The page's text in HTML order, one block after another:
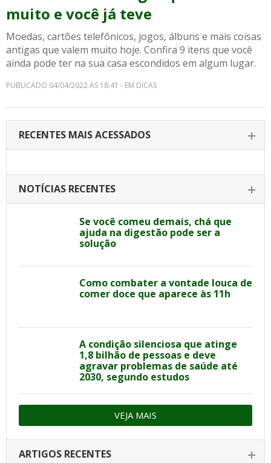
muito e você já teve
Moedas, cartões telefônicos, jogos, álbuns e mais coisas
antigas que valem muito hoje. Confira 9 itens que você
ainda pode ter na sua casa escondidos em algum lugar.
PUBLICADO 04/04/2022 AS 18:41 - EM DICAS
RECENTES MAIS ACESSADOS
NOTÍCIAS RECENTES
Se você comeu demais, chá que
ajuda na digestão pode ser a
solução
Como combater a vontade louca de
comer doce que aparece às 11h
A condição silenciosa que atinge
1,8 bilhão de pessoas e deve
agravar problemas de saúde até
2030, segundo estudos
VEJA MAIS
ARTIGOS RECENTES